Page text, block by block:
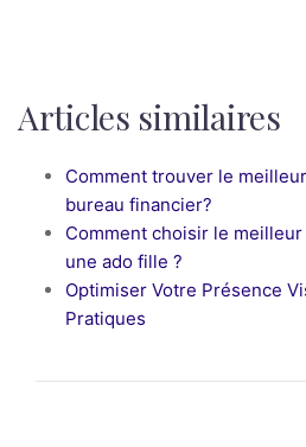
Articles similaires
Comment trouver le
bureau financier?
Comment choisir le
une ado fille ?
Optimiser Votre Présence
Pratiques